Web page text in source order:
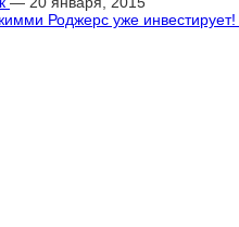
Роджерс уже инвестирует!